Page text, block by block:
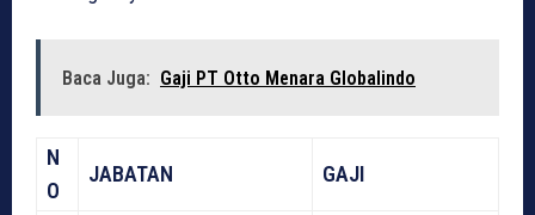
Baca Juga: Gaji PT Otto Menara Globalindo
N
O
JABATAN GAJI